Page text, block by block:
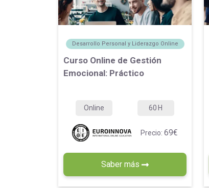
Desarrollo Personal y Liderazgo Online
Curso Online de Gestión
Emocional: Práctico
Online 60 H
Precio: 69€
Saber más